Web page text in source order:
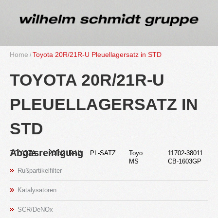
Home To­yo­ta 20R/21R-U Pleu­el­la­gersatz in STD
TO­YO­TA 20R/21R-U
PLEU­EL­LA­GERSATZ IN
STD
TO­YO­TA 20R/21R-U/ PL-SATZ Toyo 11702-38011
MS
CB-1603GP
Ab­gas­rei­ni­gung
Ruß­par­ti­kel­fil­ter
Ka­ta­ly­sa­to­ren
SCR/DeNOx